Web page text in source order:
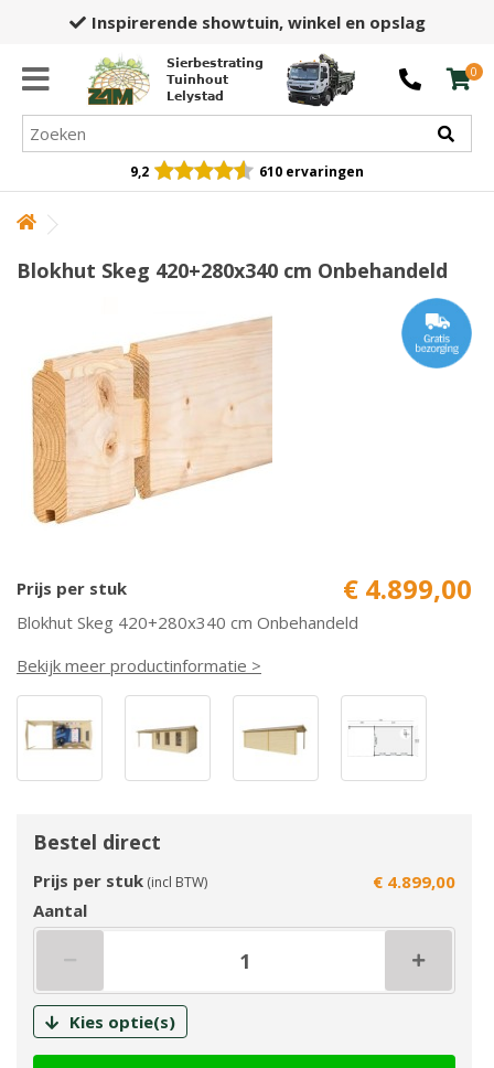
Inspirerende showtuin,winkel en opslag
Sierbestrating
Tuinhout
Lelystad
0
9,2 610 ervaringen
Blokhut Skeg 420+280x340 cm Onbehandeld
Prijs per stuk € 4.899,00
Blokhut Skeg 420+280x340 cm Onbehandeld
Bekijk meer productinformatie >
Bestel direct
Prijs per stuk (incl BTW)
€ 4.899,00
Aantal
Kies optie(s)